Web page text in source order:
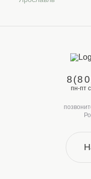
пн-пт